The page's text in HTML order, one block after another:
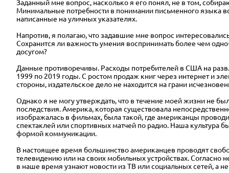
Заданный мне вопрос, насколько я его понял, не в том,
Минимальные потребности в понимании письменного языка
написанные на уличных указателях.
Напротив, я полагаю, что задавшие мне вопрос
Сохранится ли важность умения воспринимать более чем
досугом?
Данные противоречивы. Расходы потребителей в США на
1999 по 2019 годы. С ростом продаж книг через интернет и
стороны, издательское дело не находится на грани
Однако я не могу утверждать, что в течение моей жизни не
последствия. Америка, которая существовала
изображалась в фильмах, была такой, где американцы
спектаклей или спортивных матчей по радио. Наша культура
формой коммуникации.
В настоящее время большинство американцев проводят
телевидению или на своих мобильных устройствах.
в наше время узнают новости из ТВ или социальных сетей, а